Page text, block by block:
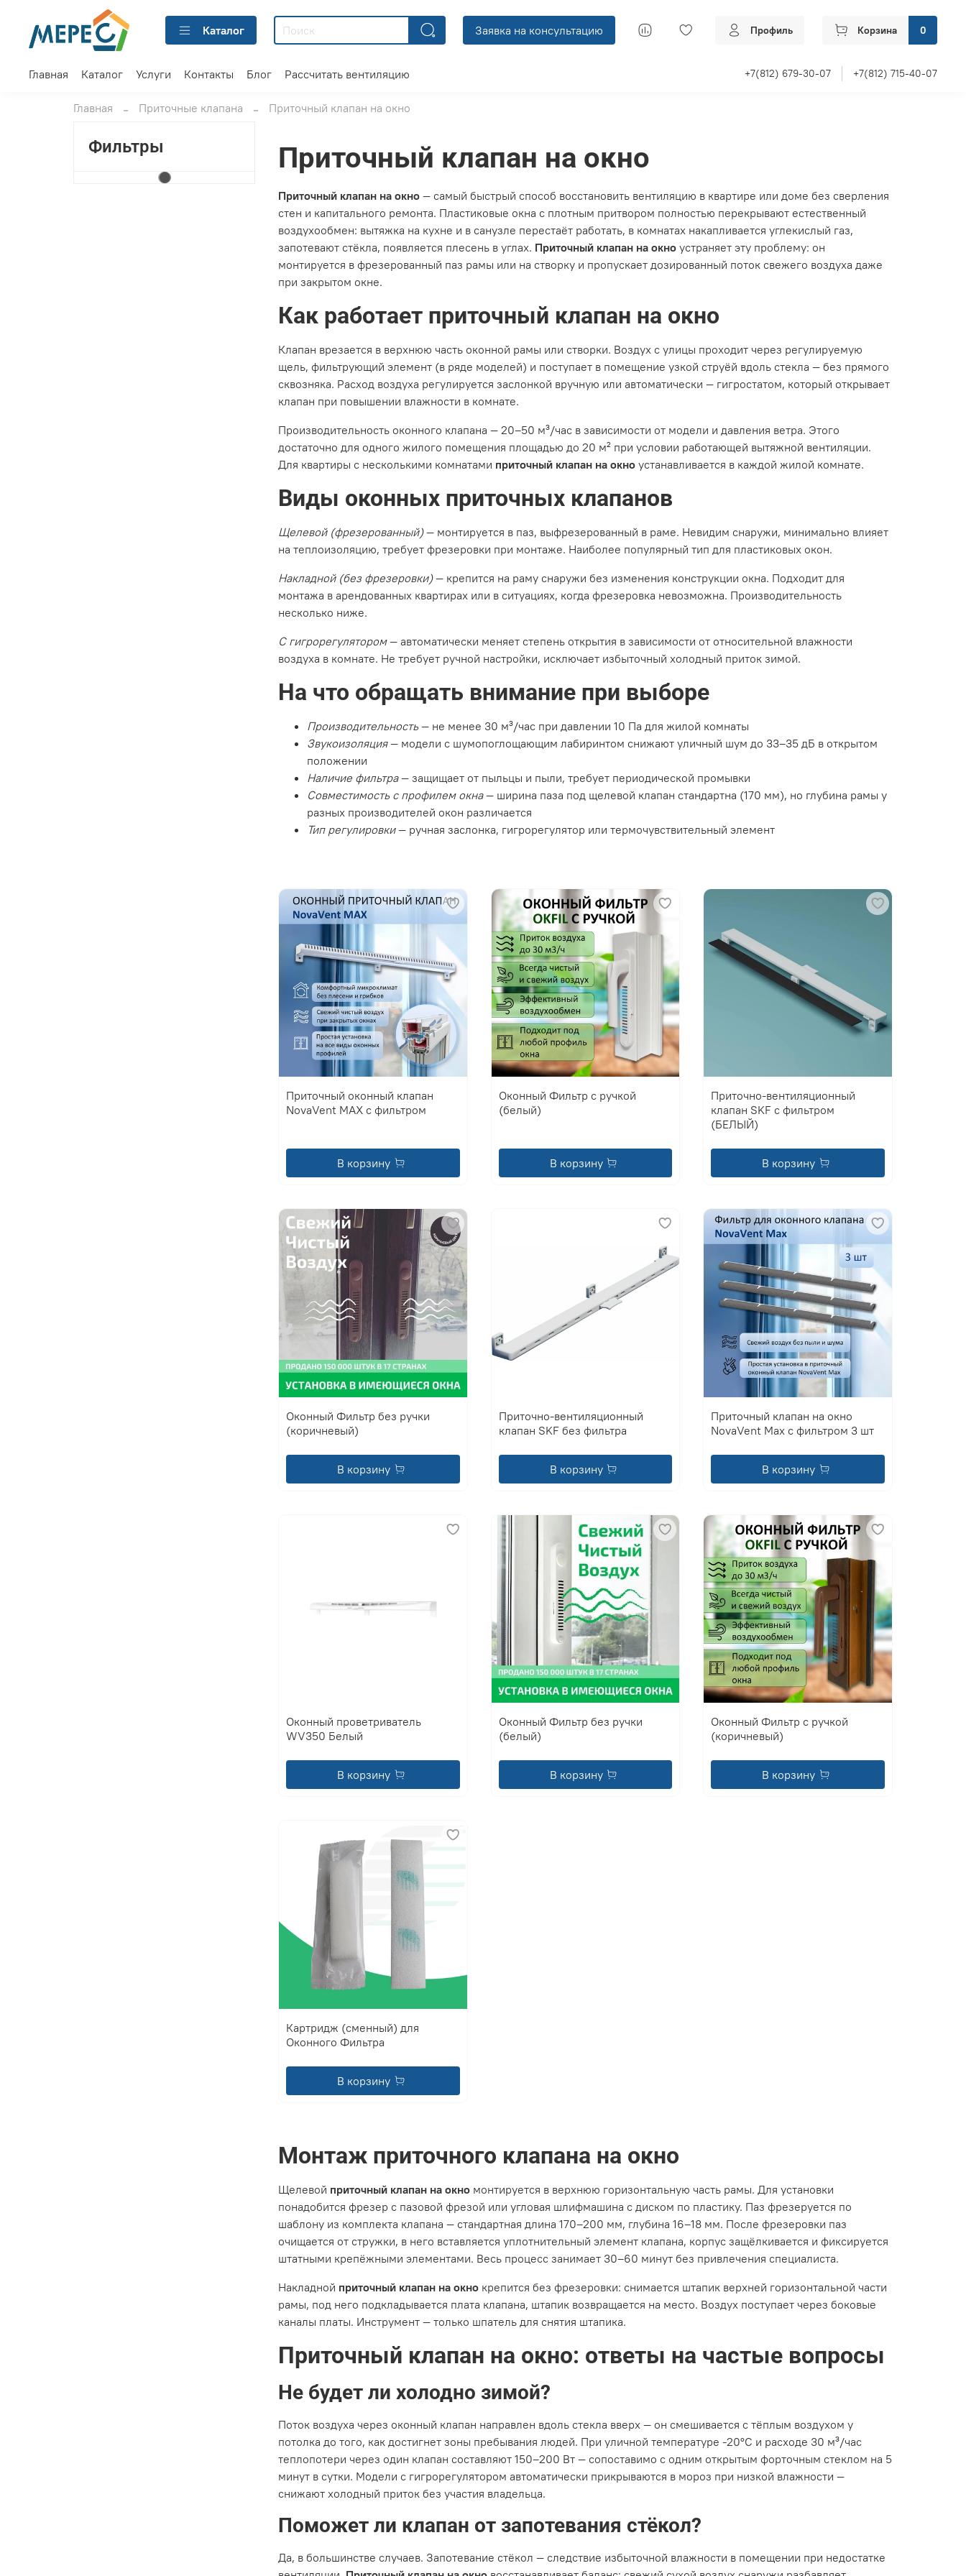
Каталог Заявка на консультацию Профиль Корзина 0
Главная Каталог Услуги Контакты Блог Рассчитать вентиляцию +7(812) 679-30-07 +7(812) 715-40-07
Главная Приточные клапана Приточный клапан на окно
Приточный клапан на окно
Приточный клапан на окно — самый быстрый способ восстановить вентиляцию в квартире или доме без сверления
стен и капитального ремонта. Пластиковые окна с плотным притвором полностью перекрывают естественный
воздухообмен: вытяжка на кухне и в санузле перестаёт работать, в комнатах накапливается углекислый газ,
запотевают стёкла, появляется плесень в углах. Приточный клапан на окно устраняет эту проблему: он
монтируется в фрезерованный паз рамы или на створку и пропускает дозированный поток свежего воздуха даже
при закрытом окне.
Как работает приточный клапан на окно
Клапан врезается в верхнюю часть оконной рамы или створки. Воздух с улицы проходит через регулируемую
щель, фильтрующий элемент (в ряде моделей) и поступает в помещение узкой струёй вдоль стекла — без прямого
сквозняка. Расход воздуха регулируется заслонкой вручную или автоматически — гигростатом, который открывает
клапан при повышении влажности в комнате.
Производительность оконного клапана — 20–50 м³/час в зависимости от модели и давления ветра. Этого
достаточно для одного жилого помещения площадью до 20 м² при условии работающей вытяжной вентиляции.
Для квартиры с несколькими комнатами приточный клапан на окно устанавливается в каждой жилой комнате.
Виды оконных приточных клапанов
Щелевой (фрезерованный)— монтируется в паз, выфрезерованный в раме. Невидим снаружи, минимально влияет
на теплоизоляцию, требует фрезеровки при монтаже. Наиболее популярный тип для пластиковых окон.
Накладной (без фрезеровки)— крепится на раму снаружи без изменения конструкции окна. Подходит для
монтажа в арендованных квартирах или в ситуациях, когда фрезеровка невозможна. Производительность
несколько ниже.
С гигрорегулятором— автоматически меняет степень открытия в зависимости от относительной влажности
воздуха в комнате. Не требует ручной настройки, исключает избыточный холодный приток зимой.
На что обращать внимание при выборе
Производительность — не менее 30 м³/час при давлении 10 Па для жилой комнаты
Звукоизоляция— модели с шумопоглощающим лабиринтом снижают уличный шум до 33–35 дБ в открытом
положении
Наличие фильтра— защищает от пыльцы и пыли, требует периодической промывки
Совместимость с профилем окна— ширина паза под щелевой клапан стандартна (170 мм), но глубина рамы у
разных производителей окон различается
Тип регулировки— ручная заслонка, гигрорегулятор или термочувствительный элемент
Приточный оконный клапан
NovaVent MAX с фильтром
В корзину
Оконный Фильтр с ручкой
(белый)
В корзину
Приточно-вентиляционный
клапан SKF с фильтром
(БЕЛЫЙ)
В корзину
Оконный Фильтр без ручки
(коричневый)
В корзину
Приточно-вентиляционный
клапан SKF без фильтра
В корзину
Приточный клапан на окно
NovaVent Max с фильтром 3 шт
В корзину
Оконный проветриватель
WV350 Белый
В корзину
Оконный Фильтр без ручки
(белый)
В корзину
Оконный Фильтр с ручкой
(коричневый)
В корзину
Картридж (сменный) для
Оконного Фильтра
В корзину
Монтаж приточного клапана на окно
Щелевой приточный клапан на окно монтируется в верхнюю горизонтальную часть рамы. Для установки
понадобится фрезер с пазовой фрезой или угловая шлифмашина с диском по пластику. Паз фрезеруется по
шаблону из комплекта клапана — стандартная длина 170–200 мм, глубина 16–18 мм. После фрезеровки паз
очищается от стружки, в него вставляется уплотнительный элемент клапана, корпус защёлкивается и фиксируется
штатными крепёжными элементами. Весь процесс занимает 30–60 минут без привлечения специалиста.
Накладной приточный клапан на окно крепится без фрезеровки: снимается штапик верхней горизонтальной части
рамы, под него подкладывается плата клапана, штапик возвращается на место. Воздух поступает через боковые
каналы платы. Инструмент — только шпатель для снятия штапика.
Приточный клапан на окно: ответы на частые вопросы
Не будет ли холодно зимой?
Поток воздуха через оконный клапан направлен вдоль стекла вверх — он смешивается с тёплым воздухом у
потолка до того, как достигнет зоны пребывания людей. При уличной температуре -20°C и расходе 30 м³/час
теплопотери через один клапан составляют 150–200 Вт — сопоставимо с одним открытым форточным стеклом на 5
минут в сутки. Модели с гигрорегулятором автоматически прикрываются в мороз при низкой влажности —
снижают холодный приток без участия владельца.
Поможет ли клапан от запотевания стёкол?
Да, в большинстве случаев. Запотевание стёкол — следствие избыточной влажности в помещении при недостатке
Фильтры